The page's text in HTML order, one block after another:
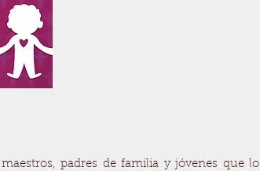
padres de familia y jóvenes que lo